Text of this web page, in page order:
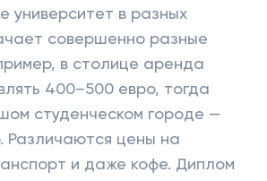
университет в разных
совершенно разные
в столице аренда
400–500 евро, тогда
студенческом городе —
Различаются цены на
и даже кофе. Диплом